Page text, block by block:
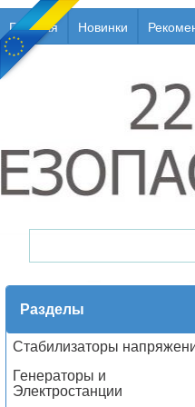
Главная Новинки
Разделы
Стабилизаторы
Генераторы и
Электростанции